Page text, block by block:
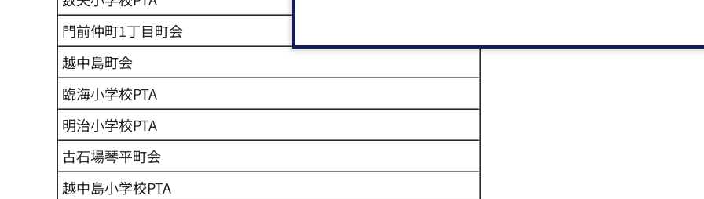
門前仲町1丁目町会
越中島町会
臨海小学校PTA
明治小学校PTA
古石場琴平町会
越中島小学校PTA